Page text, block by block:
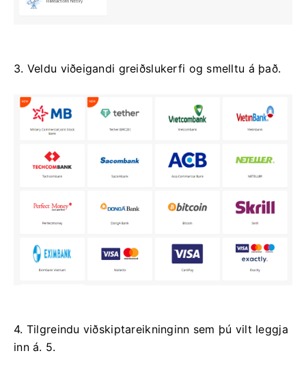
3. Veldu viðeigandi greiðslukerfi og smelltu á það.
4. Tilgreindu viðskiptareikninginn sem þú vilt leggja
inn á. 5.